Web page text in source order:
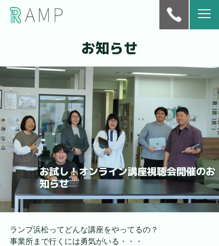
お知らせ
お試し！オンライン講座視聴会開催のお
知らせ
ランプ浜松ってどんな講座をやってるの？
事業所まで行くには勇気がいる・・・